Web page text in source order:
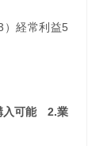
経常利益5
入可能 2.業